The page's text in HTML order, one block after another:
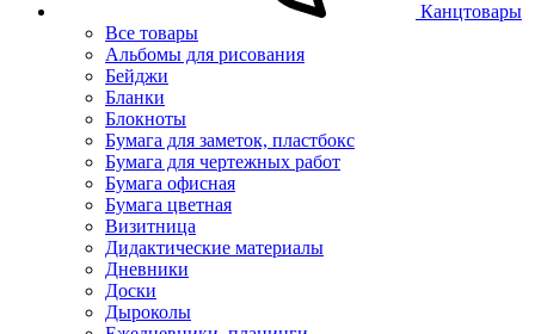
Канцтовары
Все товары
Альбомы для рисования
Бейджи
Бланки
Блокноты
Бумага для заметок, пластбокс
Бумага для чертежных работ
Бумага офисная
Бумага цветная
Визитница
Дидактические материалы
Дневники
Доски
Дыроколы